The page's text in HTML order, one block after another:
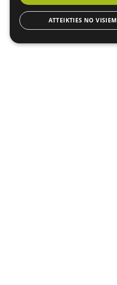
ATTEIKTIES NO VISIEM